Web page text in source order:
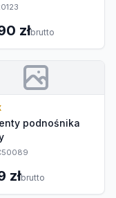
złbrutto
podnośnika
złbrutto